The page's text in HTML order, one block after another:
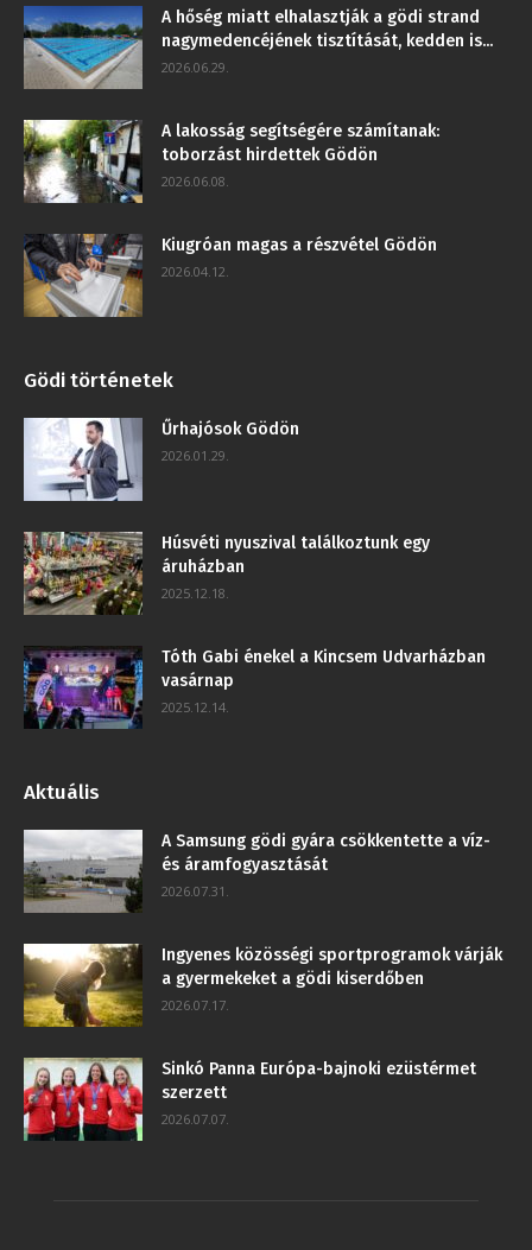
A hőség miatt elhalasztják a gödi strand
nagymedencéjének tisztítását, kedden is...
2026.06.29.
A lakosság segítségére számítanak:
toborzást hirdettek Gödön
2026.06.08.
Kiugróan magas a részvétel Gödön
2026.04.12.
Gödi történetek
Űrhajósok Gödön
2026.01.29.
Húsvéti nyuszival találkoztunk egy
áruházban
2025.12.18.
Tóth Gabi énekel a Kincsem Udvarházban
vasárnap
2025.12.14.
Aktuális
A Samsung gödi gyára csökkentette a víz-
és áramfogyasztását
2026.07.31.
Ingyenes közösségi sportprogramok várják
a gyermekeket a gödi kiserdőben
2026.07.17.
Sinkó Panna Európa-bajnoki ezüstérmet
szerzett
2026.07.07.